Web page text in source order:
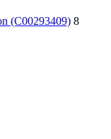
(C00293409) 8